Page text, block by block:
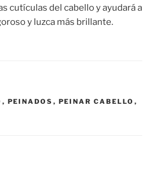
cutículas del cabello y ayudará a
y luzca más brillante.
, PEINADOS , PEINAR CABELLO ,